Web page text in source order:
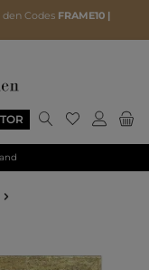
den Codes FRAME10 |